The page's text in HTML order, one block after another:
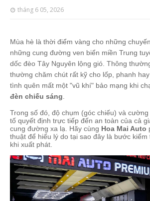
tháng 6 05, 2026
Mùa hè là thời điểm vàng cho những
những cung đường ven biển miền Trung
dốc đèo Tây Nguyên lộng gió. Thông
thường chăm chút rất kỹ cho lốp, phanh
tình quên mất một "vũ khí" bảo mạng khi
đèn chiếu sáng
Trong số đó, độ chụm (góc chiếu) và
tố quyết định trực tiếp đến an toàn của cả
cung đường xa lạ. Hãy cùng Hoa Mai Auto
thuật để hiểu lý do tại sao đây là bước
khi xuất phát.